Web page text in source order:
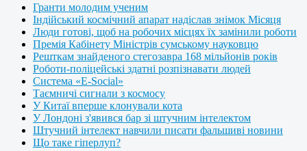
Гранти молодим ученим
Індійський космічний апарат надіслав знімок Місяця
Люди готові, щоб на робочих місцях їх замінили роботи
Премія Кабінету Міністрів сумському науковцю
Решткам знайденого стегозавра 168 мільйонів років
Роботи-поліцейські здатні розпізнавати людей
Система «E-Social»
Таємничі сигнали з космосу
У Китаї вперше клонували кота
У Лондоні з'явився бар зі штучним інтелектом
Штучний інтелект навчили писати фальшиві новини
Що таке гіперлуп?